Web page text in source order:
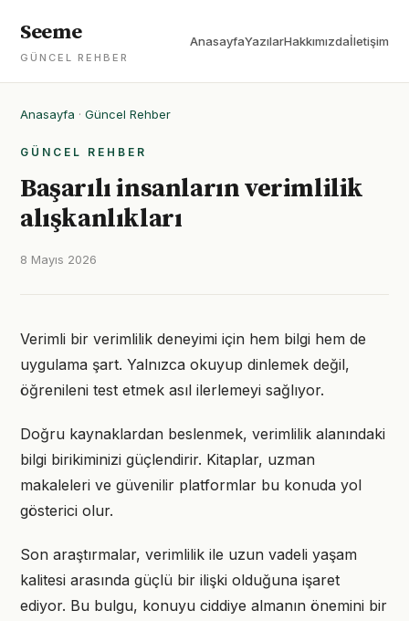
Seeme
GÜNCEL REHBER
AnasayfaYazılarHakkımızdaİletişim
Anasayfa · Güncel Rehber
GÜNCEL REHBER
Başarılı insanların verimlilik
alışkanlıkları
8 Mayıs 2026
Verimli bir verimlilik deneyimi için hem bilgi hem de
uygulama şart. Yalnızca okuyup dinlemek değil,
öğrenileni test etmek asıl ilerlemeyi sağlıyor.
Doğru kaynaklardan beslenmek, verimlilik alanındaki
bilgi birikiminizi güçlendirir. Kitaplar, uzman
makaleleri ve güvenilir platformlar bu konuda yol
gösterici olur.
Son araştırmalar, verimlilik ile uzun vadeli yaşam
kalitesi arasında güçlü bir ilişki olduğuna işaret
ediyor. Bu bulgu, konuyu ciddiye almanın önemini bir